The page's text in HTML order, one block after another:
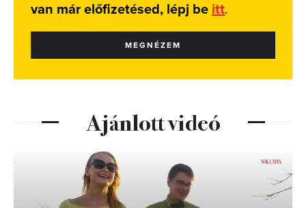
van már előfizetésed, lépj be itt.
MEGNÉZEM
Ajánlott videó